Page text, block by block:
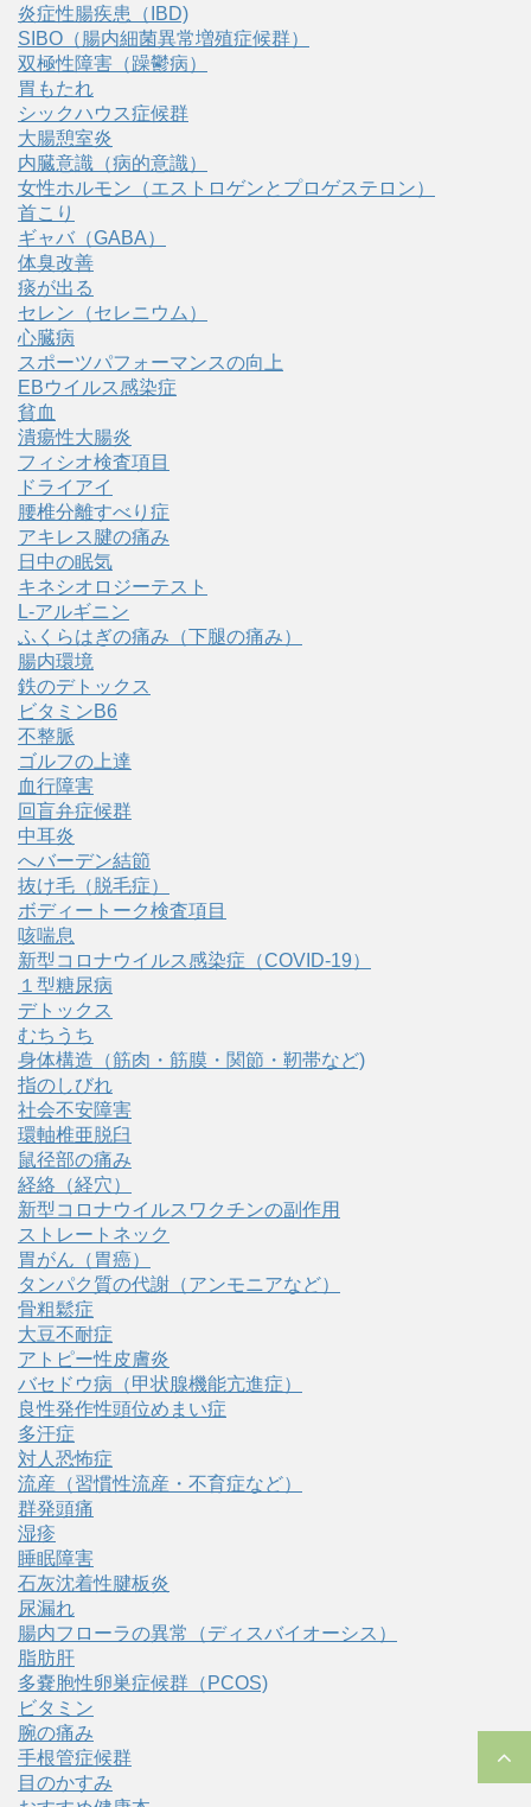
炎症性腸疾患（IBD)
SIBO（腸内細菌異常増殖症候群）
双極性障害（躁鬱病）
胃もたれ
シックハウス症候群
大腸憩室炎
内臓意識（病的意識）
女性ホルモン（エストロゲンとプロゲステロン）
首こり
ギャバ（GABA）
体臭改善
痰が出る
セレン（セレニウム）
心臓病
スポーツパフォーマンスの向上
EBウイルス感染症
貧血
潰瘍性大腸炎
フィシオ検査項目
ドライアイ
腰椎分離すべり症
アキレス腱の痛み
日中の眠気
キネシオロジーテスト
L-アルギニン
ふくらはぎの痛み（下腿の痛み）
腸内環境
鉄のデトックス
ビタミンB6
不整脈
ゴルフの上達
血行障害
回盲弁症候群
中耳炎
へバーデン結節
抜け毛（脱毛症）
ボディートーク検査項目
咳喘息
新型コロナウイルス感染症（COVID‑19）
１型糖尿病
デトックス
むちうち
身体構造（筋肉・筋膜・関節・靭帯など)
指のしびれ
社会不安障害
環軸椎亜脱臼
鼠径部の痛み
経絡（経穴）
新型コロナウイルスワクチンの副作用
ストレートネック
胃がん（胃癌）
タンパク質の代謝（アンモニアなど）
骨粗鬆症
大豆不耐症
アトピー性皮膚炎
バセドウ病（甲状腺機能亢進症）
良性発作性頭位めまい症
多汗症
対人恐怖症
流産（習慣性流産・不育症など）
群発頭痛
湿疹
睡眠障害
石灰沈着性腱板炎
尿漏れ
腸内フローラの異常（ディスバイオーシス）
脂肪肝
多嚢胞性卵巣症候群（PCOS)
ビタミン
腕の痛み
手根管症候群
目のかすみ